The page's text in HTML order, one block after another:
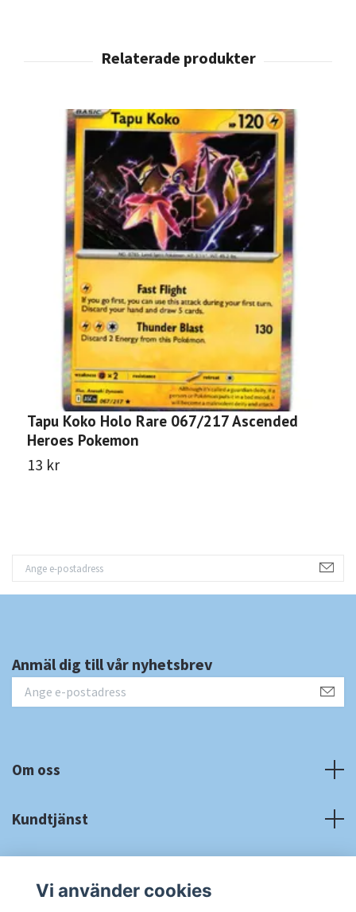
Tapu Koko Holo Rare 067/217 Ascended
Heroes Pokemon
13 kr
Anmäl dig till vår nyhetsbrev
Om oss
Kundtjänst
Vi använder cookies